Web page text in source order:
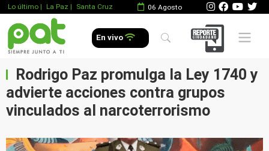
Lo último | La Paz | Santa Cruz 06 Agosto
En vivo Mobile
Rodrigo Paz promulga la Ley 1740 y
advierte acciones contra grupos
vinculados al narcoterrorismo